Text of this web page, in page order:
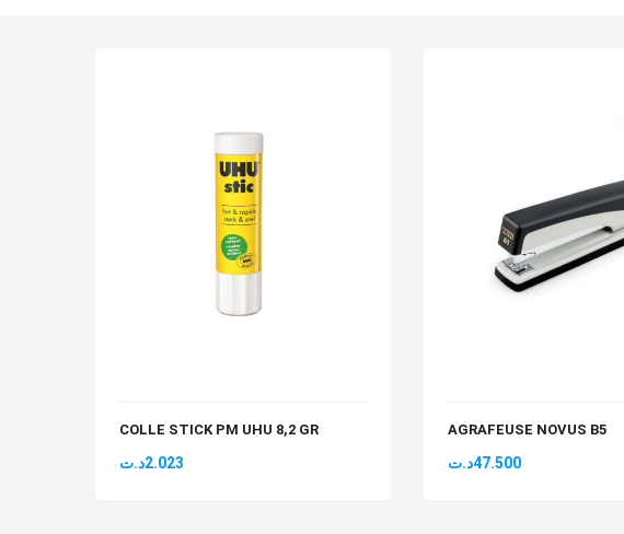
COLLE STICK PM UHU 8,2 GR
2.023د.ت
AGRAFEUSE NOVUS B5
47.500د.ت